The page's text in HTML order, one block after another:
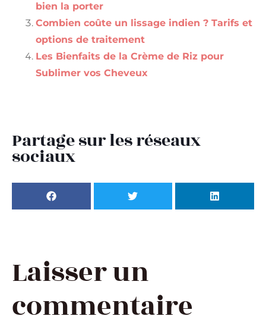
bien la porter
Combien coûte un lissage indien ? Tarifs et
options de traitement
Les Bienfaits de la Crème de Riz pour
Sublimer vos Cheveux
Partage sur les réseaux
sociaux
Laisser un
commentaire